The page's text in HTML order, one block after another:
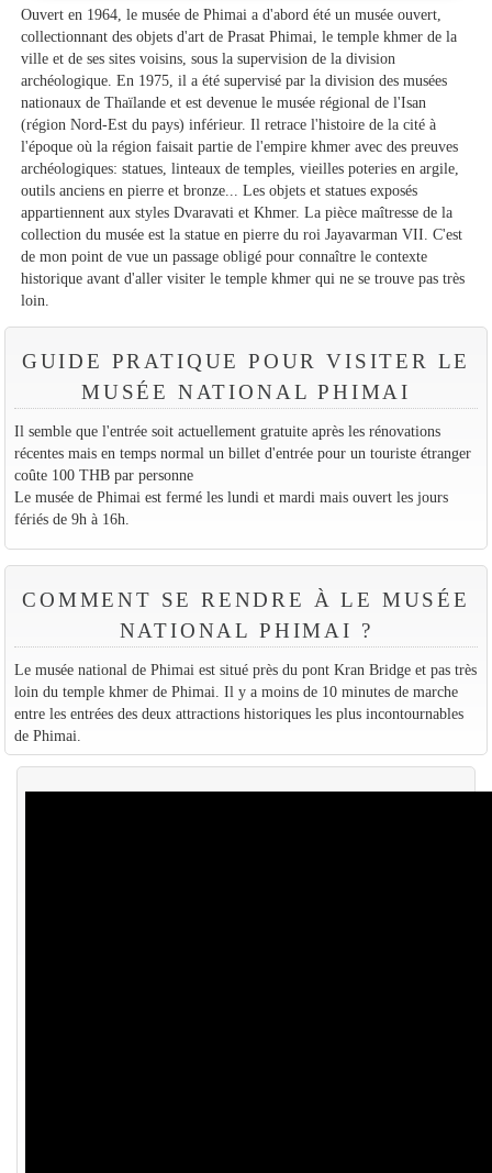
Ouvert en 1964, le musée de Phimai a d'abord été un musée ouvert,
collectionnant des objets d'art de Prasat Phimai, le temple khmer de la
ville et de ses sites voisins, sous la supervision de la division
archéologique. En 1975, il a été supervisé par la division des musées
nationaux de Thaïlande et est devenue le musée régional de l'Isan
(région Nord-Est du pays) inférieur. Il retrace l'histoire de la cité à
l'époque où la région faisait partie de l'empire khmer avec des preuves
archéologiques: statues, linteaux de temples, vieilles poteries en argile,
outils anciens en pierre et bronze... Les objets et statues exposés
appartiennent aux styles Dvaravati et Khmer. La pièce maîtresse de la
collection du musée est la statue en pierre du roi Jayavarman VII. C'est
de mon point de vue un passage obligé pour connaître le contexte
historique avant d'aller visiter le temple khmer qui ne se trouve pas très
loin.
GUIDE PRATIQUE POUR VISITER LE
MUSÉE NATIONAL PHIMAI
Il semble que l'entrée soit actuellement gratuite après les rénovations
récentes mais en temps normal un billet d'entrée pour un touriste étranger
coûte 100 THB par personne
Le musée de Phimai est fermé les lundi et mardi mais ouvert les jours
fériés de 9h à 16h.
COMMENT SE RENDRE À LE MUSÉE
NATIONAL PHIMAI ?
Le musée national de Phimai est situé près du pont Kran Bridge et pas très
loin du temple khmer de Phimai. Il y a moins de 10 minutes de marche
entre les entrées des deux attractions historiques les plus incontournables
de Phimai.